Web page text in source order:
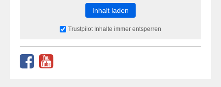
Inhalt laden
Trustpilot Inhalte immer entsperren